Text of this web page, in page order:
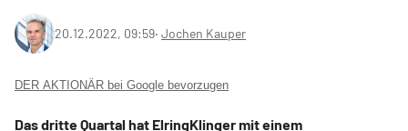
20.12.2022, 09:59‧ Jochen Kauper
DER AKTIONÄR bei Google bevorzugen
Das dritte Quartal hat ElringKlinger mit einem